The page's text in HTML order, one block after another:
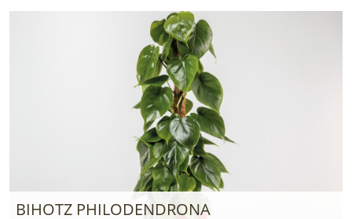
BIHOTZ PHILODENDRONA